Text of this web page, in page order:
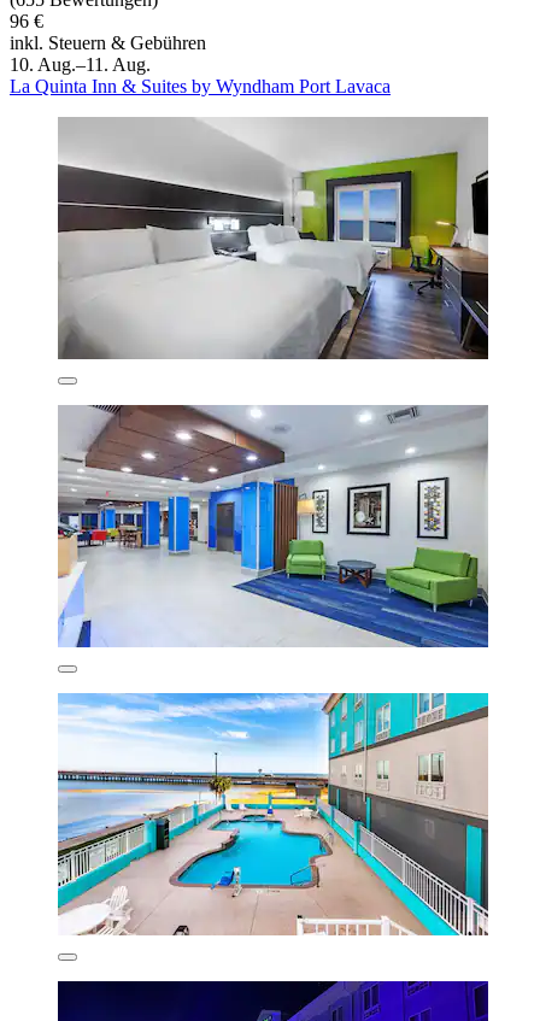
96 €
inkl. Steuern & Gebühren
10. Aug.–11. Aug.
La Quinta Inn & Suites by Wyndham Port Lavaca